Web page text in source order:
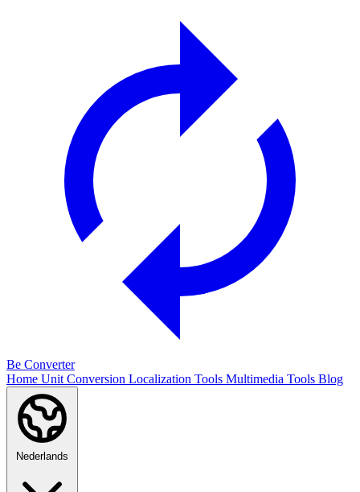
Be Converter
Home Unit Conversion Localization Tools Multimedia Tools Blog
Nederlands